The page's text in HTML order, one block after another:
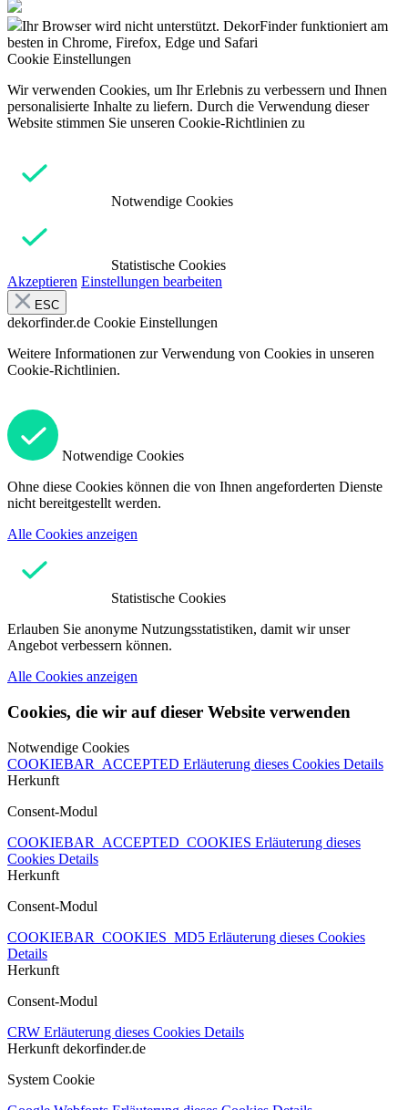
Ihr Browser wird nicht unterstützt. DekorFinder funktioniert am
besten in Chrome, Firefox, Edge und Safari
Cookie Einstellungen
Wir verwenden Cookies, um Ihr Erlebnis zu verbessern und Ihnen
personalisierte Inhalte zu liefern. Durch die Verwendung dieser
Website stimmen Sie unseren Cookie-Richtlinien zu
Notwendige Cookies
Statistische Cookies
Akzeptieren Einstellungen bearbeiten
ESC
dekorfinder.de Cookie Einstellungen
Weitere Informationen zur Verwendung von Cookies in unseren
Cookie-Richtlinien.
Notwendige Cookies
Ohne diese Cookies können die von Ihnen angeforderten Dienste
nicht bereitgestellt werden.
Alle Cookies anzeigen
Statistische Cookies
Erlauben Sie anonyme Nutzungsstatistiken, damit wir unser
Angebot verbessern können.
Alle Cookies anzeigen
Cookies, die wir auf dieser Website verwenden
Notwendige Cookies
COOKIEBAR_ACCEPTED Erläuterung dieses Cookies Details
Herkunft
Consent-Modul
COOKIEBAR_ACCEPTED_COOKIES Erläuterung dieses
Cookies Details
Herkunft
Consent-Modul
COOKIEBAR_COOKIES_MD5 Erläuterung dieses Cookies
Details
Herkunft
Consent-Modul
CRW Erläuterung dieses Cookies Details
Herkunft dekorfinder.de
System Cookie